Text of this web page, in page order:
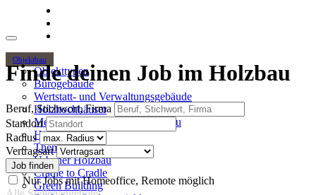
Objektbau
Objekttypen
Bürogebäude
Wertstatt- und Verwaltungsgebäude
Holzhochhäuser
Mehrgeschossiger Wohnungsbau
Hallenbau
Themen
Urbaner Holzbau
Cradle to Cradle
Green Building
Finde deinen Job im Holzbau
Beruf, Stichwort, Firma
Standort
Radius
Vertragsart
Nur Jobs mit Homeoffice, Remote möglich